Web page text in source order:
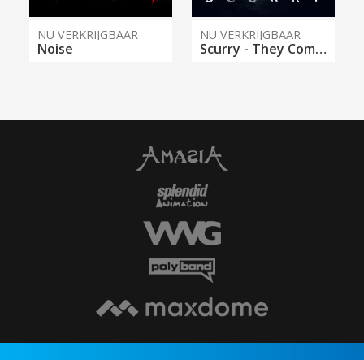
NU VERKRIJGBAAR
Noise
NU VERKRIJGBAAR
Scurry - They Come From Below